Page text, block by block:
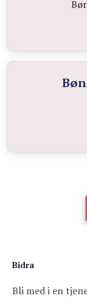
Bidra
Bli med i en